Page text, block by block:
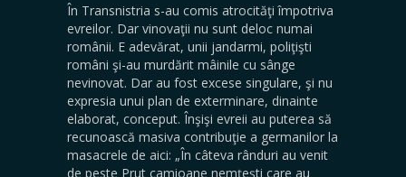
În Transnistria s-au comis atrocităţi împotriva
evreilor. Dar vinovaţii nu sunt deloc numai
românii. E adevărat, unii jandarmi, poliţişti
români şi-au murdărit mâinile cu sânge
nevinovat. Dar au fost excese singulare, şi nu
expresia unui plan de exterminare, dinainte
elaborat, conceput. Înşişi evreii au puterea să
recunoască masiva contribuţie a germanilor la
masacrele de aici: „În câteva rânduri au venit
de peste Prut camioane nemţeşti care au